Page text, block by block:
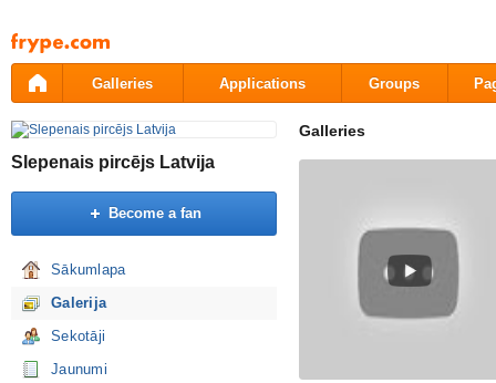
Pāriet
uz
saturu
Galleries Applications Groups
Slepenais pircējs Latvija
Become a fan
Sākumlapa
Galerija
Sekotāji
Jaunumi
Galleries